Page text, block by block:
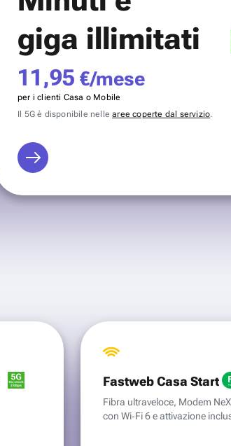
giga illimitati
11,95 €/mese
per i clienti Casa o Mobile
Il 5G è disponibile nellearee coperte dal servizio.
Fastweb Casa Start
Fibra ultraveloce, Modem
con Wi‑Fi 6 e attivazione